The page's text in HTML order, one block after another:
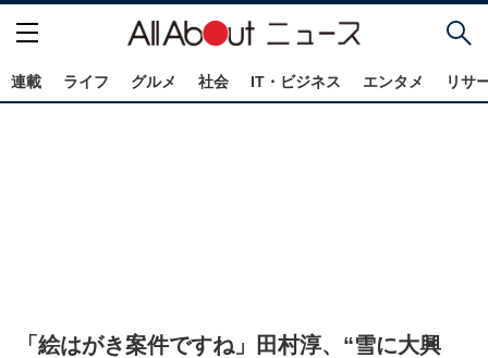
連載 ライフ グルメ 社会 IT・ビジネス エンタメ リサ
「絵はがき案件ですね」田村淳、“雪に大興